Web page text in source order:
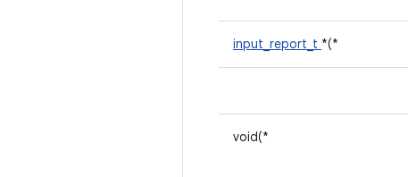
input_report_t *(*
void(*